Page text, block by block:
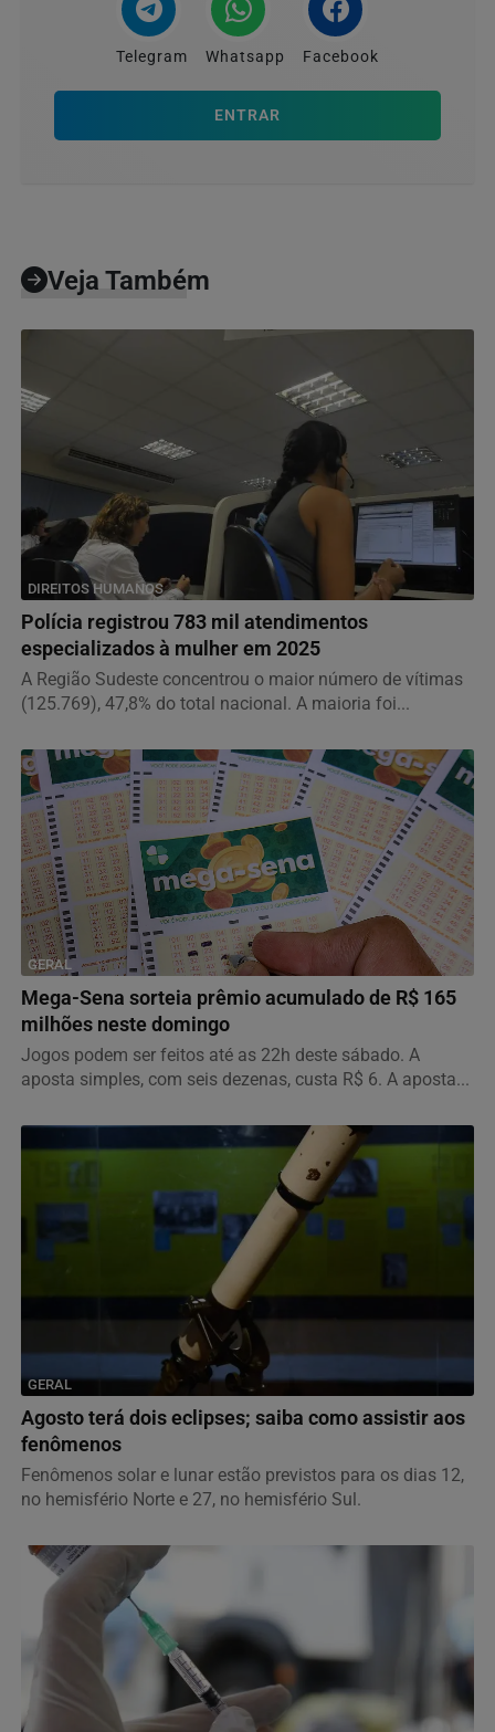
Telegram Whatsapp Facebook
ENTRAR
Veja Também
DIREITOS HUMANOS
Polícia registrou 783 mil atendimentos
especializados à mulher em 2025
A Região Sudeste concentrou o maior número de vítimas
(125.769), 47,8% do total nacional. A maioria foi...
GERAL
Mega-Sena sorteia prêmio acumulado de R$ 165
milhões neste domingo
Jogos podem ser feitos até as 22h deste sábado. A
aposta simples, com seis dezenas, custa R$ 6. A aposta...
GERAL
Agosto terá dois eclipses; saiba como assistir aos
fenômenos
Fenômenos solar e lunar estão previstos para os dias 12,
no hemisfério Norte e 27, no hemisfério Sul.